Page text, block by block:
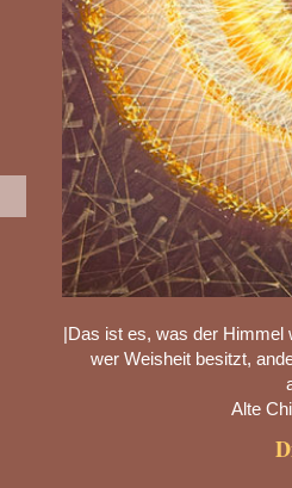
|Das ist es, was der Himmel
wer Weisheit besitzt,
Alte